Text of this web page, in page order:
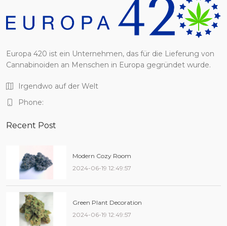
Europa 420 ist ein Unternehmen, das für die Lieferung von
Cannabinoiden an Menschen in Europa gegründet wurde.
Irgendwo auf der Welt
Phone:
Recent Post
Modern Cozy Room
2024-06-19 12:49:57
Green Plant Decoration
2024-06-19 12:49:57